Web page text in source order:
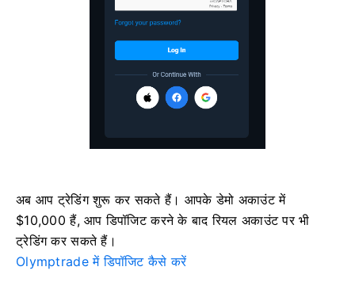
अब आप ट्रेडिंग शुरू कर सकते हैं। आपके डेमो अकाउंट में
$10,000 हैं, आप डिपॉजिट करने के बाद रियल अकाउंट पर भी
ट्रेडिंग कर सकते हैं।
Olymptrade में डिपॉजिट कैसे करें